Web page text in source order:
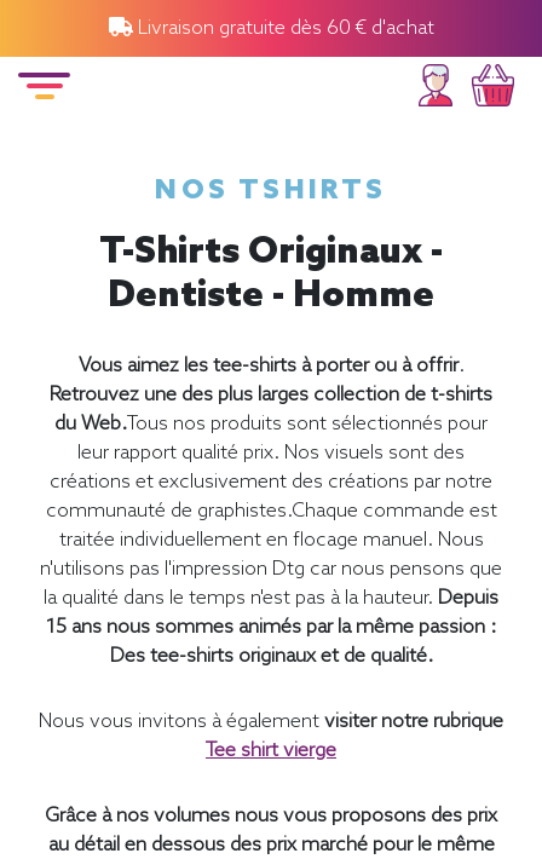
Livraison gratuite dès 60 € d'achat
NOS TSHIRTS
T-Shirts Originaux -
Dentiste - Homme
Vous aimez les tee-shirts à porter ou à offrir.
Retrouvez une des plus larges collection de t-shirts
du Web.Tous nos produits sont sélectionnés pour
leur rapport qualité prix. Nos visuels sont des
créations et exclusivement des créations par notre
communauté de graphistes.Chaque commande est
traitée individuellement en flocage manuel. Nous
n'utilisons pas l'impression Dtg car nous pensons que
la qualité dans le temps n'est pas à la hauteur. Depuis
15 ans nous sommes animés par la même passion :
Des tee-shirts originaux et de qualité.
Nous vous invitons à également visiter notre rubrique
Tee shirt vierge
Grâce à nos volumes nous vous proposons des prix
au détail en dessous des prix marché pour le même